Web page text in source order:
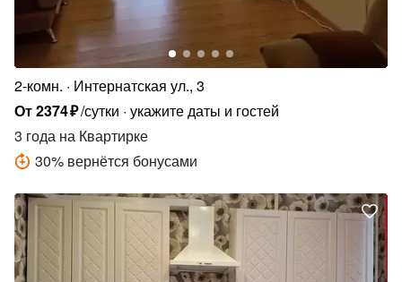
2-комн.
Интернатская ул., 3
От2374₽/сутки укажите даты и гостей
3 года на Квартирке
30% вернётся бонусами